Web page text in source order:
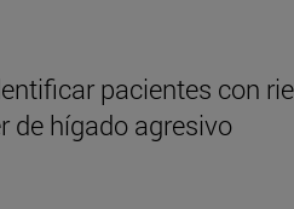
pacientes con
de hígado agresivo